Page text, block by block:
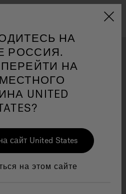
Jacuzzi&reg; EMEA
идеями дизайна и
восторженного бренда
НА
РОССИЯ.
НА
UNITED
сайт United States
на этом сайте